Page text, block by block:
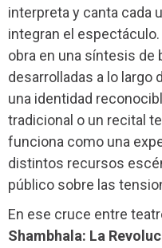
interpreta y canta cada
integran el
obra en una síntesis
desarrolladas a lo largo
una identidad
tradicional o un recital
funciona como una
distintos recursos
público sobre las
En ese cruce entre
Shambhala: La